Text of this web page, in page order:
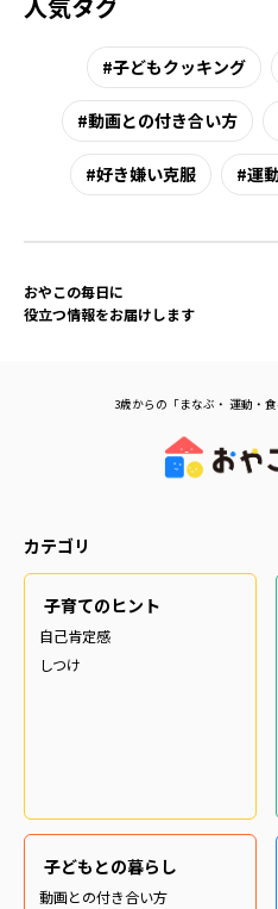
子どもクッキング
動画との付き合い方
好き嫌い克服 運
おやこの毎日に
役立つ情報をお届けします
3歳からの「まなぶ・ 運動・
カテゴリ
子育てのヒント
自己肯定感
しつけ
子どもとの暮らし
動画との付き合い方